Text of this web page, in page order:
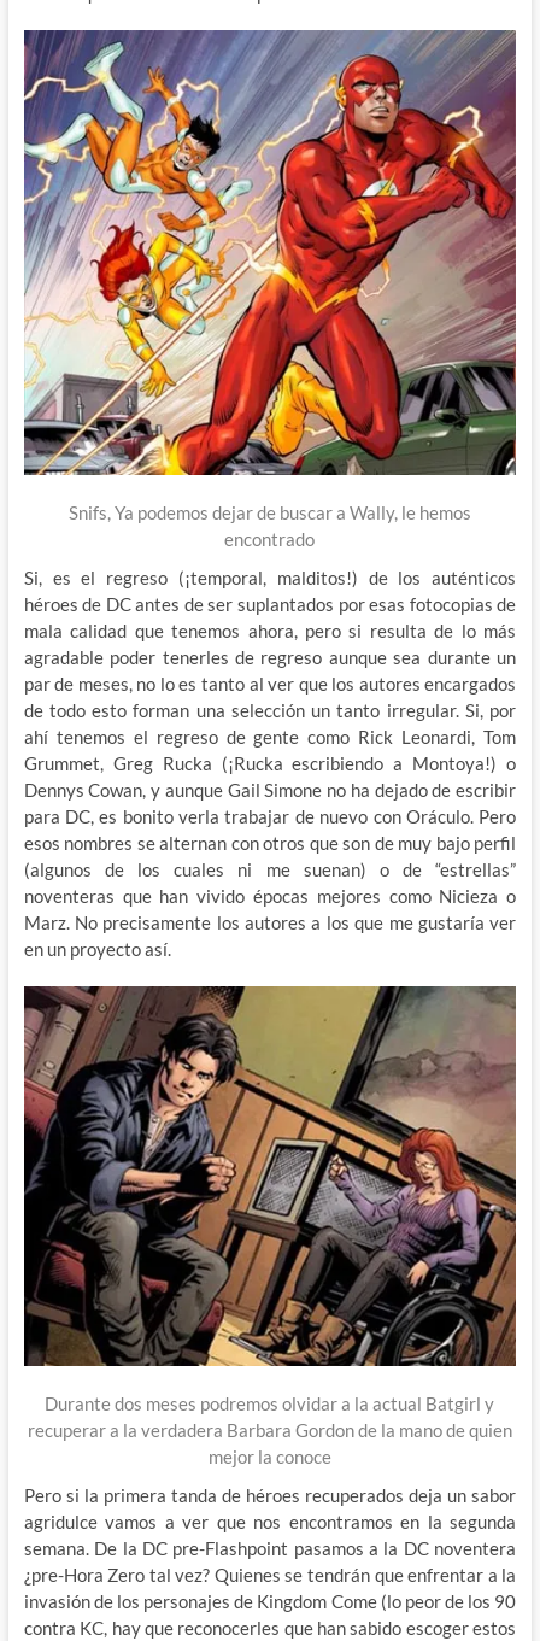
Snifs, Ya podemos dejar de buscar a Wally, le hemos
encontrado
Si, es el regreso (¡temporal, malditos!) de los auténticos
héroes de DC antes de ser suplantados por esas fotocopias de
mala calidad que tenemos ahora, pero si resulta de lo más
agradable poder tenerles de regreso aunque sea durante un
par de meses, no lo es tanto al ver que los autores encargados
de todo esto forman una selección un tanto irregular. Si, por
ahí tenemos el regreso de gente como Rick Leonardi, Tom
Grummet, Greg Rucka (¡Rucka escribiendo a Montoya!) o
Dennys Cowan, y aunque Gail Simone no ha dejado de escribir
para DC, es bonito verla trabajar de nuevo con Oráculo. Pero
esos nombres se alternan con otros que son de muy bajo perfil
(algunos de los cuales ni me suenan) o de “estrellas”
noventeras que han vivido épocas mejores como Nicieza o
Marz. No precisamente los autores a los que me gustaría ver
en un proyecto así.
Durante dos meses podremos olvidar a la actual Batgirl y
recuperar a la verdadera Barbara Gordon de la mano de quien
mejor la conoce
Pero si la primera tanda de héroes recuperados deja un sabor
agridulce vamos a ver que nos encontramos en la segunda
semana. De la DC pre-Flashpoint pasamos a la DC noventera
¿pre-Hora Zero tal vez? Quienes se tendrán que enfrentar a la
invasión de los personajes de Kingdom Come (lo peor de los 90
contra KC, hay que reconocerles que han sabido escoger estos